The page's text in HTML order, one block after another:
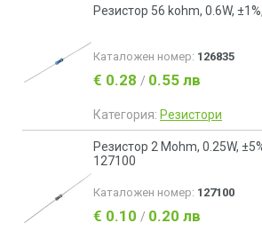
Резистор 56 kohm, 0.6W,
Каталожен номер: 126835
€ 0.28 / 0.55 лв
Категория: Резистори
Резистор 2 Mohm, 0.25W,
127100
Каталожен номер: 127100
€ 0.10 / 0.20 лв